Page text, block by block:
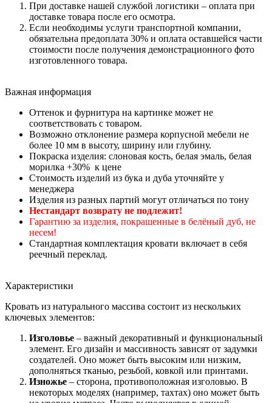
При доставке нашей службой логистики – оплата при
доставке товара после его осмотра.
Если необходимы услуги транспортной компании,
обязательна предоплата 30% и оплата оставшейся части
стоимости после получения демонстрационного фото
изготовленного товара.
Важная информация
Оттенок и фурнитура на картинке может не
соответствовать с товаром.
Возможно отклонение размера корпусной мебели не
более 10 мм в высоту, ширину или глубину.
Покраска изделия: слоновая кость, белая эмаль, белая
морилка +30% к цене
Стоимость изделий из бука и дуба уточняйте у
менеджера
Изделия из разных партий могут отличаться по тону
Нестандарт возврату не подлежит!
Гарантию за изделия, покрашенные в белёный дуб, не
несем!
Стандартная комплектация кровати включает в себя
реечный переклад.
Характеристики
Кровать из натурального массива состоит из нескольких
ключевых элементов:
Изголовье – важный декоративный и функциональный
элемент. Его дизайн и массивность зависят от задумки
создателей. Оно может быть высоким или низким,
дополняться тканью, резьбой, ковкой или принтами.
Изножье – сторона, противоположная изголовью. В
некоторых моделях (например, тахтах) оно может быть